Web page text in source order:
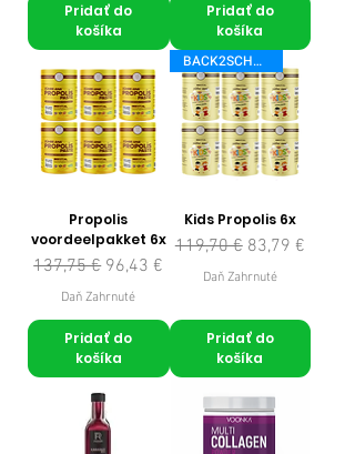
Pridať do
košíka
Pridať do
košíka
Propolis
voordeelpakket 6x
Normálna cena
137,75 € Zľavnená cena
96,43 €
Daň Zahrnuté
Pridať do
košíka
BACK2SCHOOL
Kids Propolis 6x
Normálna cena
119,70 € Zľavnená cena
83,79 €
Daň Zahrnuté
Pridať do
košíka